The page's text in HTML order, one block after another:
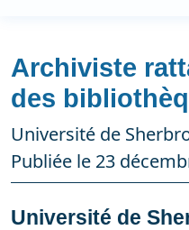
Archiviste
des
Université de
Publiée le 23
Université de